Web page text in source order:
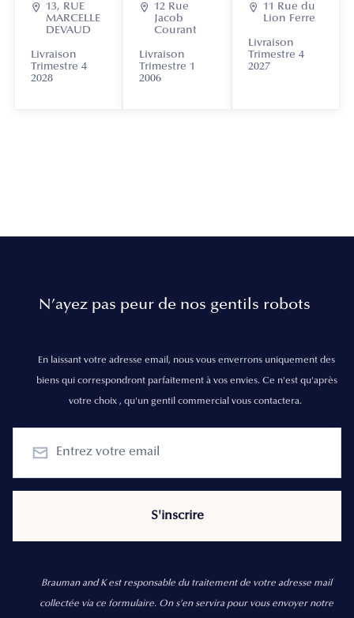
 13, RUE
MARCELLE
DEVAUD
Livraison
Trimestre 4
2028
 12 Rue
Jacob
Courant
Livraison
Trimestre 1
2006
 11 Rue du
Lion Ferre
Livraison
Trimestre 4
2027
N’ayez pas peur de nos gentils robots
En laissant votre adresse email, nous vous enverrons uniquement des
biens qui correspondront parfaitement à vos envies. Ce n'est qu'après
votre choix , qu'un gentil commercial vous contactera.
Brauman and K est responsable du traitement de votre adresse mail
collectée via ce formulaire. On s’en servira pour vous envoyer notre